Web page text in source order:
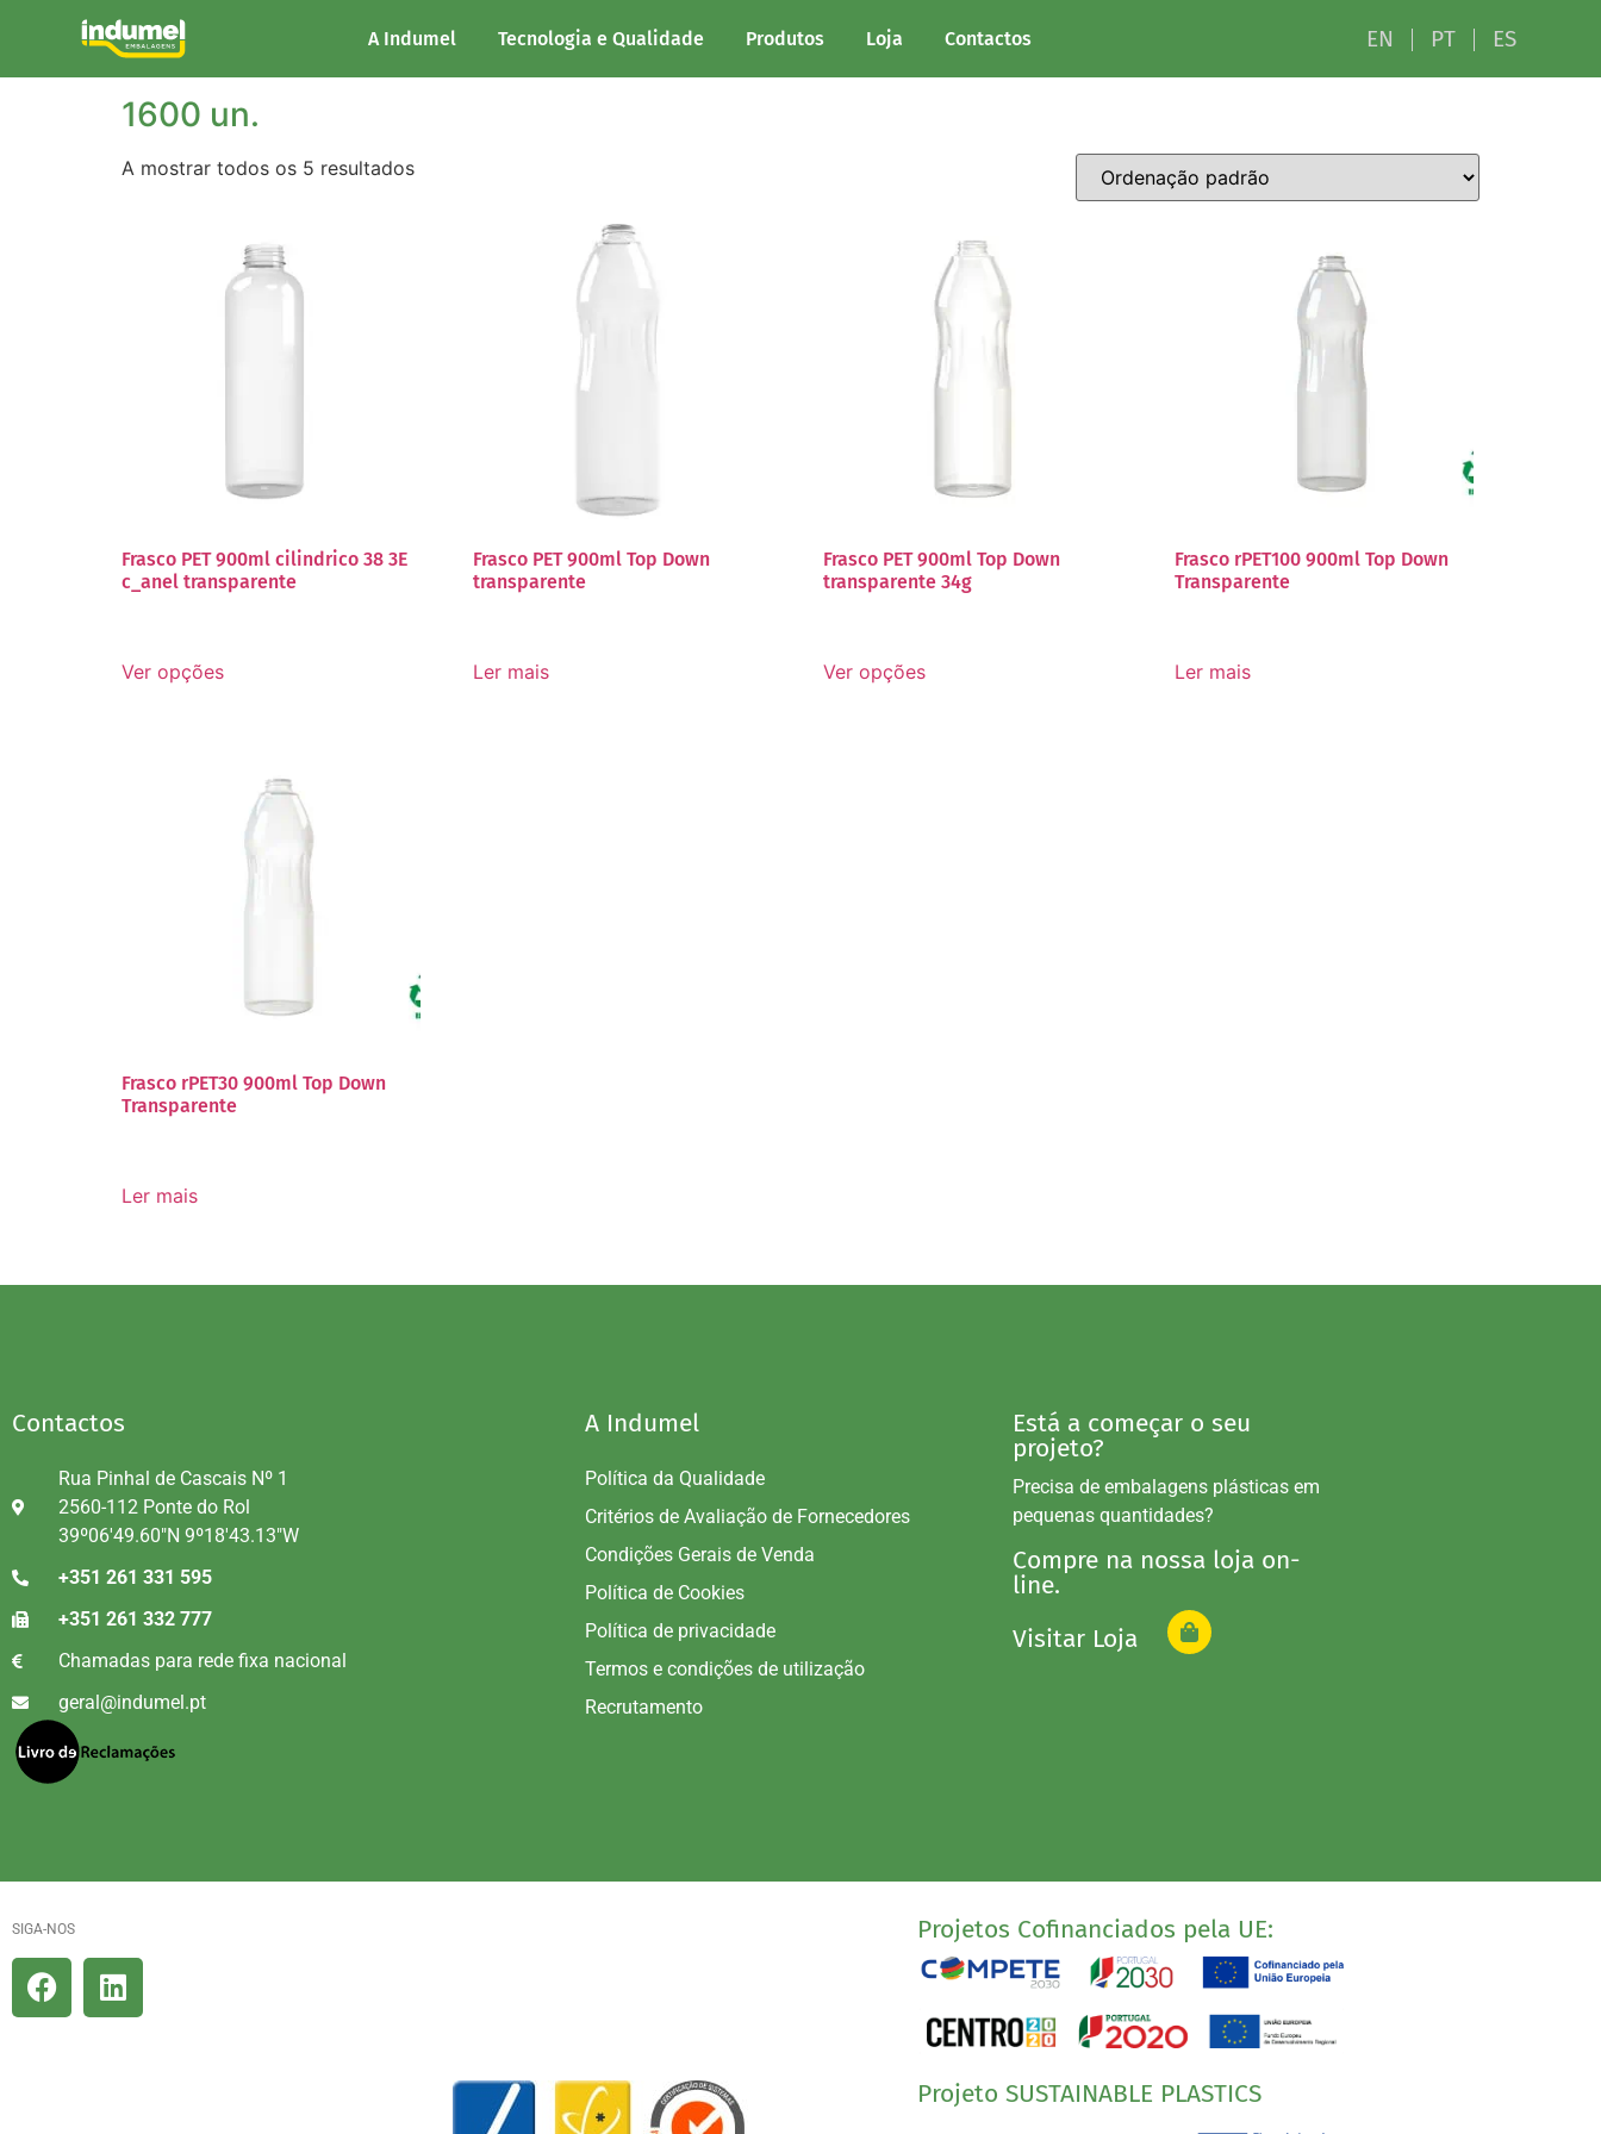
A Indumel Tecnologia e Qualidade Produtos Loja Contactos EN PT ES
/ Unidades/Palete do produto / 1600 un.
1600 un.
A mostrar todos os 5 resultados
Frasco PET 900ml cilindrico 38 3E
c_anel transparente
Ver opções
Frasco PET 900ml Top Down
transparente
Ler mais
Frasco PET 900ml Top Down
transparente 34g
Ver opções
Frasco rPET100 900ml Top Down
Transparente
Ler mais
Frasco rPET30 900ml Top Down
Transparente
Ler mais
Contactos
Rua Pinhal de Cascais Nº 1
2560-112 Ponte do Rol
39º06'49.60"N 9º18'43.13"W
+351 261 331 595
+351 261 332 777
Chamadas para rede fixa nacional
geral@indumel.pt
A Indumel
Política da Qualidade
Critérios de Avaliação de Fornecedores
Condições Gerais de Venda
Política de Cookies
Política de privacidade
Termos e condições de utilização
Recrutamento
Está a começar o seu
projeto?
Precisa de embalagens plásticas em
pequenas quantidades?
Compre na nossa loja on-
line.
Visitar Loja
SIGA-NOS Projetos Cofinanciados pela UE:
Projeto SUSTAINABLE PLASTICS